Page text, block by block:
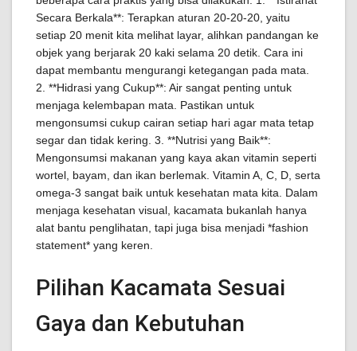
Secara Berkala**: Terapkan aturan 20-20-20, yaitu
setiap 20 menit kita melihat layar, alihkan pandangan ke
objek yang berjarak 20 kaki selama 20 detik. Cara ini
dapat membantu mengurangi ketegangan pada mata.
2. **Hidrasi yang Cukup**: Air sangat penting untuk
menjaga kelembapan mata. Pastikan untuk
mengonsumsi cukup cairan setiap hari agar mata tetap
segar dan tidak kering. 3. **Nutrisi yang Baik**:
Mengonsumsi makanan yang kaya akan vitamin seperti
wortel, bayam, dan ikan berlemak. Vitamin A, C, D, serta
omega-3 sangat baik untuk kesehatan mata kita. Dalam
menjaga kesehatan visual, kacamata bukanlah hanya
alat bantu penglihatan, tapi juga bisa menjadi *fashion
statement* yang keren.
Pilihan Kacamata Sesuai
Gaya dan Kebutuhan